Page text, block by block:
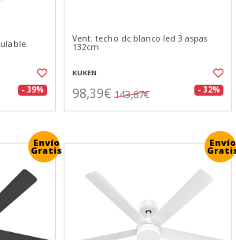
- 39%
Vent. techo dc blanco led 3 aspas
132cm
KUKEN
98,39€ 143,87€ - 32%
Envío
Gratis
Envío